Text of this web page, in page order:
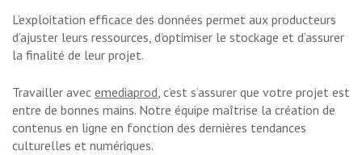
L’exploitation efficace des données permet aux producteurs
d’ajuster leurs ressources, d’optimiser le stockage et d’assurer
la finalité de leur projet.
Travailler avec emediaprod, c’est s’assurer que votre projet est
entre de bonnes mains. Notre équipe maîtrise la création de
contenus en ligne en fonction des dernières tendances
culturelles et numériques.